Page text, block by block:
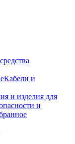
Кабели и
и изделия для
и